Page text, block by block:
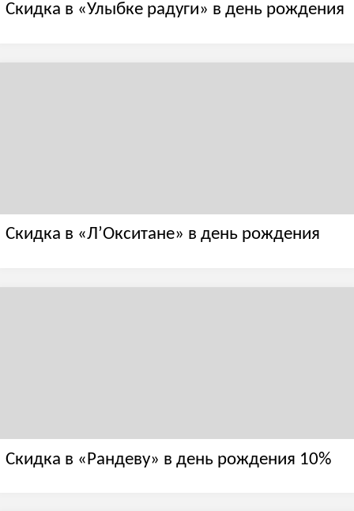
Скидка в «Улыбке радуги» в день рождения
Скидка в «Л’Окситане» в день рождения
Скидка в «Рандеву» в день рождения 10%